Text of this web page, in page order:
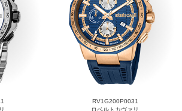
RV1G200P0031
ロベルトカヴァリ